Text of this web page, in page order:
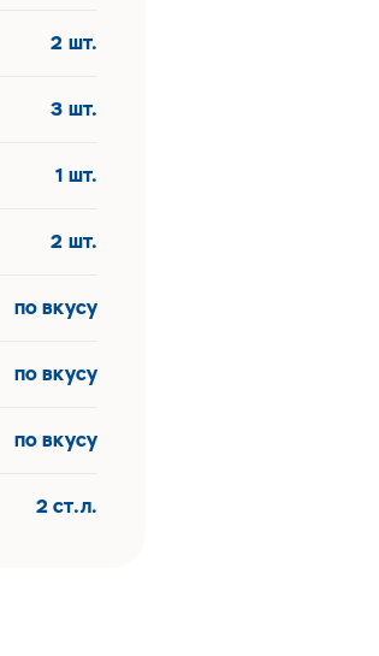
2 шт.
3 шт.
1 шт.
2 шт.
по вкусу
по вкусу
по вкусу
2 ст.л.